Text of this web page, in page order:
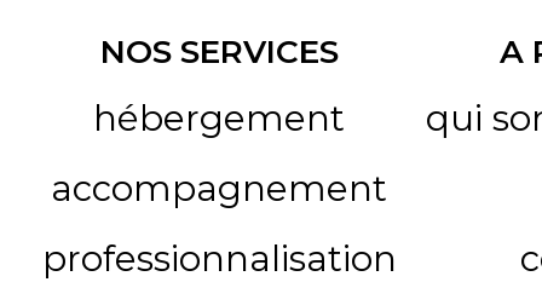
NOS SERVICES
hébergement
accompagnement
professionnalisation
A
qui